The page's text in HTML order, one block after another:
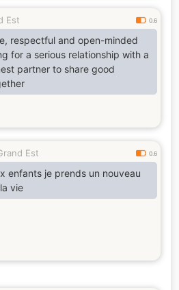
100% natural, no
🐶 Loves animals, especially
judge me when I eat
the pan.
Est 0.6
respectful and open-minded
for a serious relationship with a
partner to share good
Est 0.6
enfants je prends un nouveau
vie